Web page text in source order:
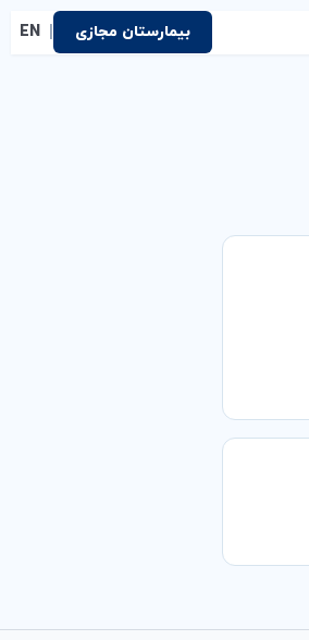
بیمارستان مجازی |
EN